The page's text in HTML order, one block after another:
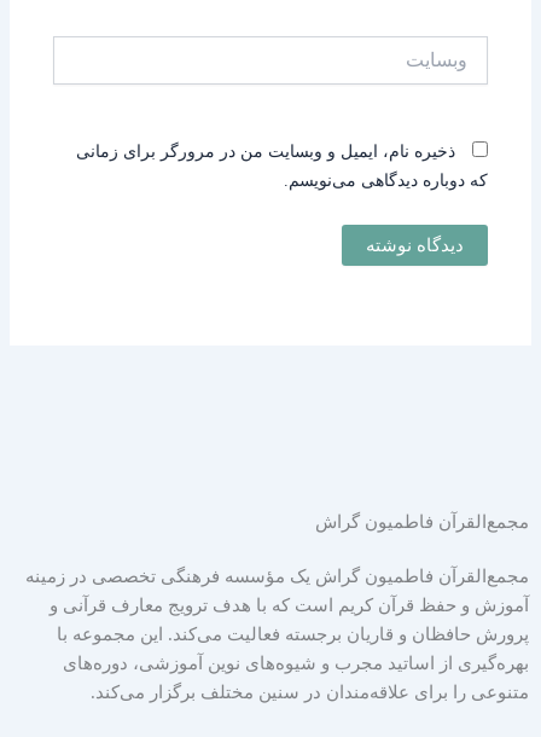
ذخیره نام، ایمیل و وبسایت من در مرورگر برای زمانی
که دوباره دیدگاهی می‌نویسم.
مجمع‌القرآن فاطمیون گراش
مجمع‌القرآن فاطمیون گراش یک مؤسسه فرهنگی تخصصی در زمینه
آموزش و حفظ قرآن کریم است که با هدف ترویج معارف قرآنی و
پرورش حافظان و قاریان برجسته فعالیت می‌کند. این مجموعه با
بهره‌گیری از اساتید مجرب و شیوه‌های نوین آموزشی، دوره‌های
متنوعی را برای علاقه‌مندان در سنین مختلف برگزار می‌کند.